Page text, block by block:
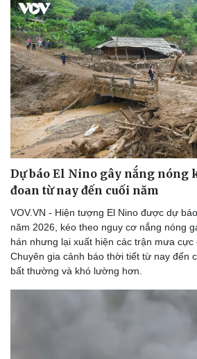
Lịch thi đấu bóng đá
Thế giới thể thao
eSports
Hậu trường
Xe
Tư
Dự báo El Nino gây nắng nóng
đoan từ nay đến cuối năm
VOV.VN - Hiện tượng El Nino được dự
năm 2026, kéo theo nguy cơ nắng nóng
hán nhưng lại xuất hiện các trận mưa cực
Chuyên gia cảnh báo thời tiết từ nay đến
bất thường và khó lường hơn.